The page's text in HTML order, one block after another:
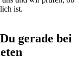
ist.
gerade bei